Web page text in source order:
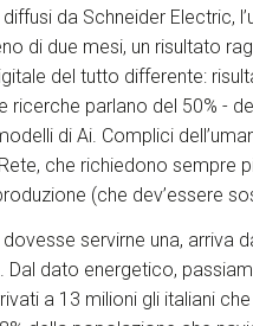
da Schneider Electric,
di due mesi, un risultato
del tutto differente:
ricerche parlano del 50% -
di Ai. Complici
che richiedono sempre
(che dev’essere
servirne una, arriva
Dal dato energetico,
a 13 milioni gli italiani